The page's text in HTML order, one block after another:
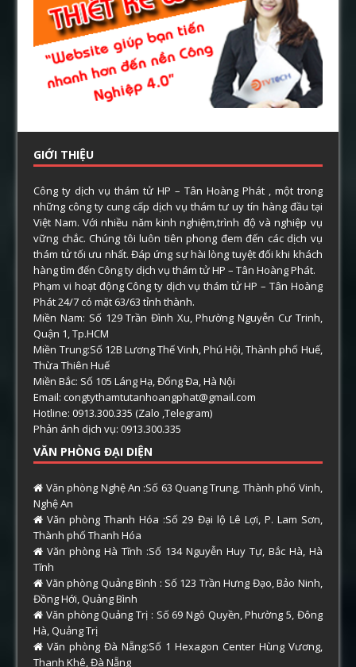
GIỚI THIỆU
Công ty dịch vụ thám tử HP – Tân Hoàng Phát , một trong
những công ty cung cấp dịch vụ thám tư uy tín hàng đầu tại
Việt Nam. Với nhiều năm kinh nghiệm,trình độ và nghiệp vụ
vững chắc. Chúng tôi luôn tiên phong đem đến các dịch vụ
thám tử tối ưu nhất. Đáp ứng sự hài lòng tuyệt đối khi khách
hàng tìm đến Công ty dịch vụ thám tử HP – Tân Hoàng Phát.
Phạm vi hoạt động Công ty dịch vụ thám tử HP – Tân Hoàng
Phát 24/7 có mặt 63/63 tỉnh thành.
Miền Nam: Số 129 Trần Đình Xu, Phường Nguyễn Cư Trinh,
Quận 1, Tp.HCM
Miền Trung:Số 12B Lương Thế Vinh, Phú Hội, Thành phố Huế,
Thừa Thiên Huế
Miền Bắc: Số 105 Láng Hạ, Đống Đa, Hà Nội
Email: congtythamtutanhoangphat@gmail.com
Hotline: 0913.300.335 (Zalo ,Telegram)
Phản ánh dịch vụ: 0913.300.335
VĂN PHÒNG ĐẠI DIỆN
Văn phòng Nghệ An :Số 63 Quang Trung, Thành phố Vinh,
Nghệ An
Văn phòng Thanh Hóa :Số 29 Đại lộ Lê Lợi, P. Lam Sơn,
Thành phố Thanh Hóa
Văn phòng Hà Tĩnh :Số 134 Nguyễn Huy Tự, Bắc Hà, Hà
Tĩnh
Văn phòng Quảng Bình : Số 123 Trần Hưng Đạo, Bảo Ninh,
Đồng Hới, Quảng Bình
Văn phòng Quảng Trị : Số 69 Ngô Quyền, Phường 5, Đông
Hà, Quảng Trị
Văn phòng Đà Nẵng:Số 1 Hexagon Center Hùng Vương,
Thanh Khê, Đà Nẵng